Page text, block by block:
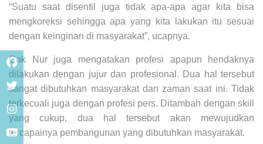
“Suatu saat disentil juga tidak apa-apa agar kita bisa
mengkoreksi sehingga apa yang kita lakukan itu sesuai
dengan keinginan di masyarakat”, ucapnya.
Cak Nur juga mengatakan profesi apapun hendaknya
dilakukan dengan jujur dan profesional. Dua hal tersebut
sangat dibutuhkan masyarakat dan zaman saat ini. Tidak
terkecuali juga dengan profesi pers. Ditambah dengan skill
yang cukup, dua hal tersebut akan mewujudkan
tercapainya pembangunan yang dibutuhkan masyarakat.